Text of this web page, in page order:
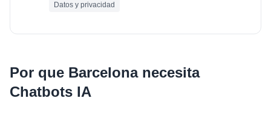
Datos y privacidad
Por que Barcelonanecesita
Chatbots IA